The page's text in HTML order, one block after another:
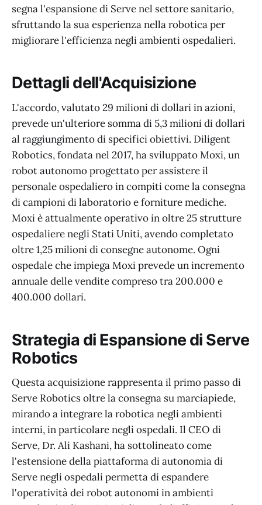
segna l'espansione di Serve nel settore sanitario,
sfruttando la sua esperienza nella robotica per
migliorare l'efficienza negli ambienti ospedalieri.
Dettagli dell'Acquisizione
L'accordo, valutato 29 milioni di dollari in azioni,
prevede un'ulteriore somma di 5,3 milioni di dollari
al raggiungimento di specifici obiettivi. Diligent
Robotics, fondata nel 2017, ha sviluppato Moxi, un
robot autonomo progettato per assistere il
personale ospedaliero in compiti come la consegna
di campioni di laboratorio e forniture mediche.
Moxi è attualmente operativo in oltre 25 strutture
ospedaliere negli Stati Uniti, avendo completato
oltre 1,25 milioni di consegne autonome. Ogni
ospedale che impiega Moxi prevede un incremento
annuale delle vendite compreso tra 200.000 e
400.000 dollari.
Strategia di Espansione di Serve
Robotics
Questa acquisizione rappresenta il primo passo di
Serve Robotics oltre la consegna su marciapiede,
mirando a integrare la robotica negli ambienti
interni, in particolare negli ospedali. Il CEO di
Serve, Dr. Ali Kashani, ha sottolineato come
l'estensione della piattaforma di autonomia di
Serve negli ospedali permetta di espandere
l'operatività dei robot autonomi in ambienti